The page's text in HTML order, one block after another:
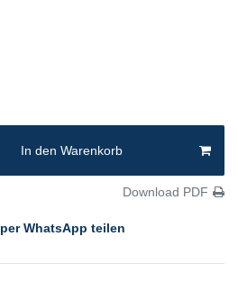
In den Warenkorb
Download PDF
per WhatsApp teilen